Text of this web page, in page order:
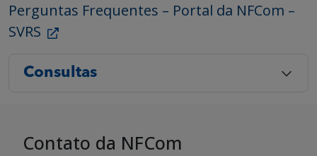
Perguntas Frequentes – Portal da NFCom –
SVRS
Consultas
Contato da NFCom